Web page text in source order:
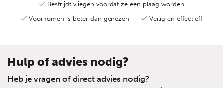
Bestrijdt vliegen voordat ze een plaag worden
Voorkomen is beter dan genezen
Veilig en effectief!
Hulp of advies nodig?
Heb je vragen of direct advies nodig?